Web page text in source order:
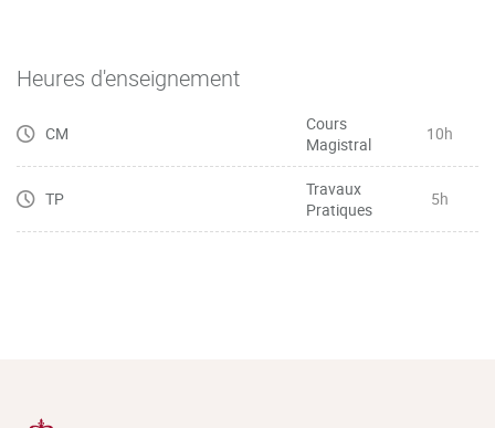
Heures d'enseignement
CM
Cours
Magistral
10h
TP
Travaux
Pratiques
5h